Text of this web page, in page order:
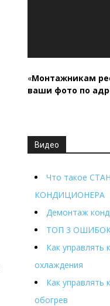
«Монтажникам
ваши фото по
Видео
Что такое
КОНДИЦИОНЕРА
Демонтаж
ТОП 3 ОШИБОК
Как управлять
охлаждения
Как управлять
обогрев